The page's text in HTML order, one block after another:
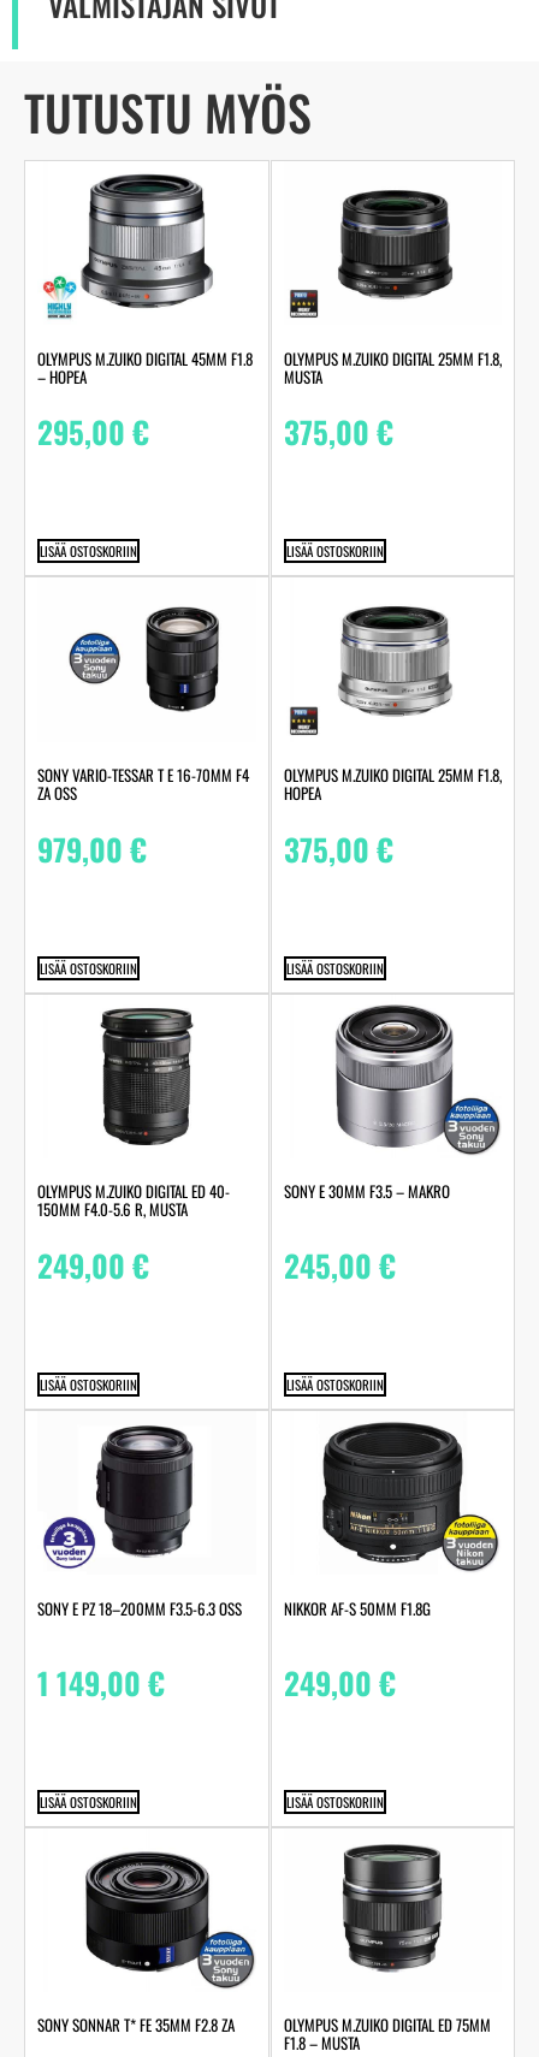
TUTUSTU MYÖS
OLYMPUS M.ZUIKO DIGITAL 45MM F1.8
– HOPEA
295,00€
LISÄÄ OSTOSKORIIN
OLYMPUS M.ZUIKO DIGITAL 25MM F1.8,
MUSTA
375,00€
LISÄÄ OSTOSKORIIN
SONY VARIO-TESSAR T E 16-70MM F4
ZA OSS
979,00€
LISÄÄ OSTOSKORIIN
OLYMPUS M.ZUIKO DIGITAL 25MM F1.8,
HOPEA
375,00€
LISÄÄ OSTOSKORIIN
OLYMPUS M.ZUIKO DIGITAL ED 40-
150MM F4.0-5.6 R, MUSTA
249,00€
LISÄÄ OSTOSKORIIN
SONY E 30MM F3.5 – MAKRO
245,00€
LISÄÄ OSTOSKORIIN
SONY E PZ 18–200MM F3.5-6.3 OSS
1 149,00€
LISÄÄ OSTOSKORIIN
NIKKOR AF-S 50MM F1.8G
249,00€
LISÄÄ OSTOSKORIIN
SONY SONNAR T* FE 35MM F2.8 ZA OLYMPUS M.ZUIKO DIGITAL ED 75MM
F1.8 – MUSTA